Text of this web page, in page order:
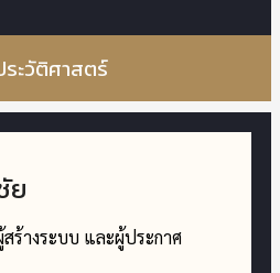
ะวัติศาสตร์
ย
สร้างระบบ และผู้ประกาศ